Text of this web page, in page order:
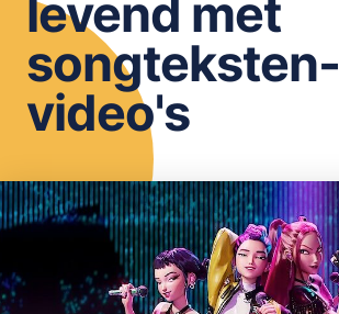
levend met
songteksten-
video's